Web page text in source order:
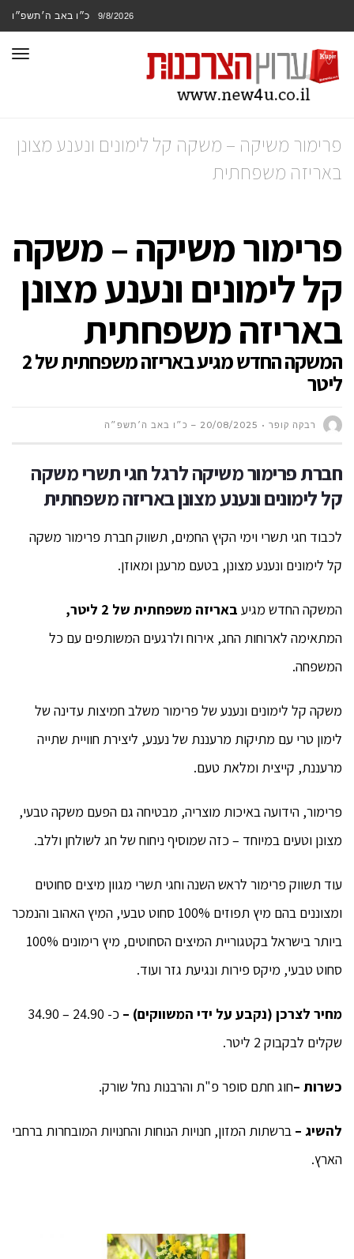
9/8/2026 כ״ו באב ה׳תשפ״ו
פרימור משיקה – משקה קל לימונים ונענע מצונן
באריזה משפחתית
פרימור משיקה – משקה
קל לימונים ונענע מצונן
באריזה משפחתית
המשקה החדש מגיע באריזה משפחתית של 2
ליטר
רבקה קופר 20/08/2025 – כ״ו באב ה׳תשפ״ה
חברת פרימור משיקה לרגל חגי תשרי משקה
קל לימונים ונענע מצונן באריזה משפחתית
לכבוד חגי תשרי וימי הקיץ החמים, תשווק חברת פרימור משקה
קל לימונים ונענע מצונן, בטעם מרענן ומאוזן.
המשקה החדש מגיע באריזה משפחתית של 2 ליטר,
המתאימה לארוחות החג, אירוח ולרגעים המשותפים עם כל
המשפחה.
משקה קל לימונים ונענע של פרימור משלב חמיצות עדינה של
לימון טרי עם מתיקות מרעננת של נענע, ליצירת חוויית שתייה
מרעננת, קייצית ומלאת טעם.
פרימור, הידועה באיכות מוצריה, מבטיחה גם הפעם משקה טבעי,
מצונן וטעים במיוחד – כזה שמוסיף ניחוח של חג לשולחן וללב.
עוד תשווק פרימור לראש השנה וחגי תשרי מגוון מיצים סחוטים
ומצוננים בהם מיץ תפוזים 100% סחוט טבעי, המיץ האהוב והנמכר
ביותר בישראל בקטגוריית המיצים הסחוטים, מיץ רימונים 100%
סחוט טבעי, מיקס פירות ונגיעת גזר ועוד.
מחיר לצרכן (נקבע על ידי המשווקים) –
כ- 24.90 – 34.90
שקלים לבקבוק 2 ליטר.
כשרות –חוג חתם סופר פ"ת והרבנות נחל שורק.
להשיג – ברשתות המזון, חנויות הנוחות והחנויות המובחרות ברחבי
הארץ.